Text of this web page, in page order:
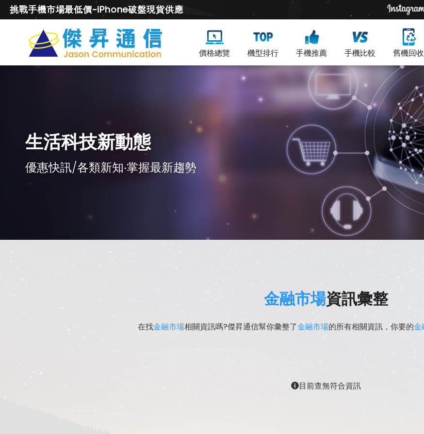
挑戰手機市場最低價~iPhone破盤現貨供應
價格總覽 機型排行 手機推薦 手機比較 舊機回收
生活科技新動態
優惠快訊/各類新知‧掌握最新趨勢
金融市場資訊彙整
在找金融市場相關資訊嗎?傑昇通信幫你彙整了金融市場的所有相關資訊，你要的金
目前查無符合資訊